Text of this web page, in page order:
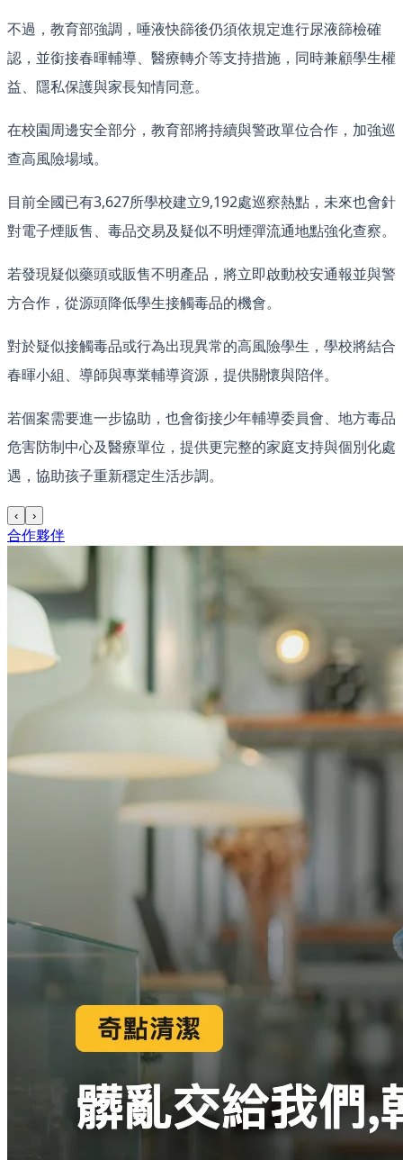
不過，教育部強調，唾液快篩後仍須依規定進行尿液篩檢確
認，並銜接春暉輔導、醫療轉介等支持措施，同時兼顧學生權
益、隱私保護與家長知情同意。
在校園周邊安全部分，教育部將持續與警政單位合作，加強巡
查高風險場域。
目前全國已有3,627所學校建立9,192處巡察熱點，未來也會針
對電子煙販售、毒品交易及疑似不明煙彈流通地點強化查察。
若發現疑似藥頭或販售不明產品，將立即啟動校安通報並與警
方合作，從源頭降低學生接觸毒品的機會。
對於疑似接觸毒品或行為出現異常的高風險學生，學校將結合
春暉小組、導師與專業輔導資源，提供關懷與陪伴。
若個案需要進一步協助，也會銜接少年輔導委員會、地方毒品
危害防制中心及醫療單位，提供更完整的家庭支持與個別化處
遇，協助孩子重新穩定生活步調。
‹ ›
合作夥伴